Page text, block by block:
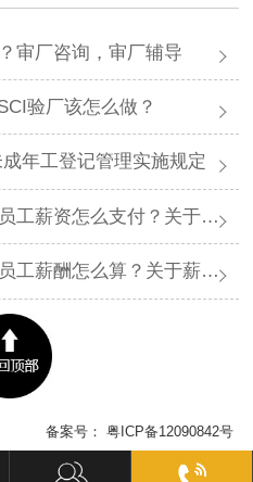
审厂咨询，审厂辅导
验厂该怎么做？
年工登记管理实施规定
付？关于薪资支付有哪些规定呢？
么算？关于薪酬有哪些规定呢？​
备案号：粤ICP备12090842号